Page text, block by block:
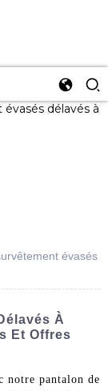
évasés
À
Et Offres
notre pantalon de